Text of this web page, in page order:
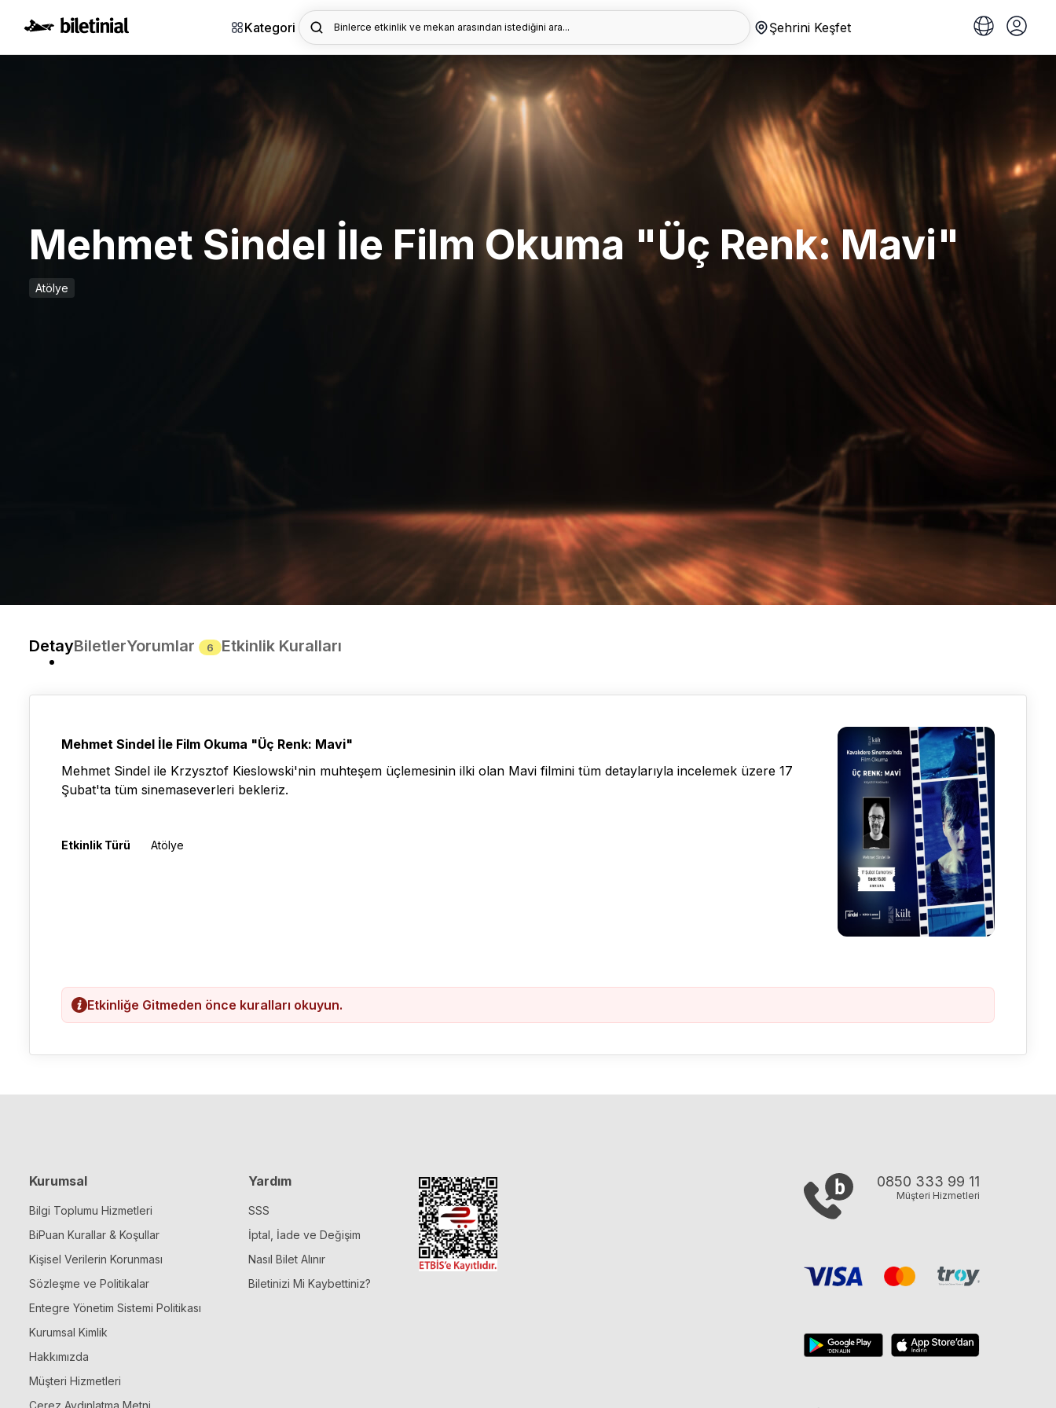
Kategori Binlerce etkinlik ve mekan arasından istediğini ara... Şehrini Keşfet
Mehmet Sindel İle Film Okuma "Üç Renk: Mavi"
Atölye
DetayBiletlerYorumlar 6 Etkinlik Kuralları
Mehmet Sindel İle Film Okuma "Üç Renk: Mavi"
Mehmet Sindel ile Krzysztof Kieslowski'nin muhteşem üçlemesinin ilki olan Mavi filmini tüm detaylarıyla incelemek üzere 17
Şubat'ta tüm sinemaseverleri bekleriz.
Etkinlik Türü Atölye
Etkinliğe Gitmeden önce kuralları okuyun.
Kurumsal
Bilgi Toplumu Hizmetleri
BiPuan Kurallar & Koşullar
Kişisel Verilerin Korunması
Sözleşme ve Politikalar
Entegre Yönetim Sistemi Politikası
Kurumsal Kimlik
Hakkımızda
Müşteri Hizmetleri
Çerez Aydınlatma Metni
Yardım
SSS
İptal, İade ve Değişim
Nasıl Bilet Alınır
Biletinizi Mi Kaybettiniz?
0850 333 99 11
Müşteri Hizmetleri